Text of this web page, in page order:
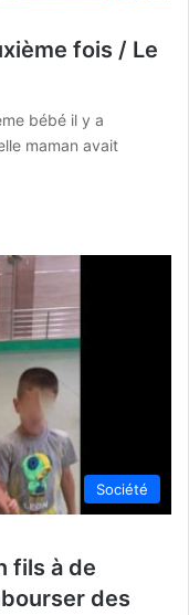
fois / Le
bébé il y a
maman avait
Société
fils à de
des